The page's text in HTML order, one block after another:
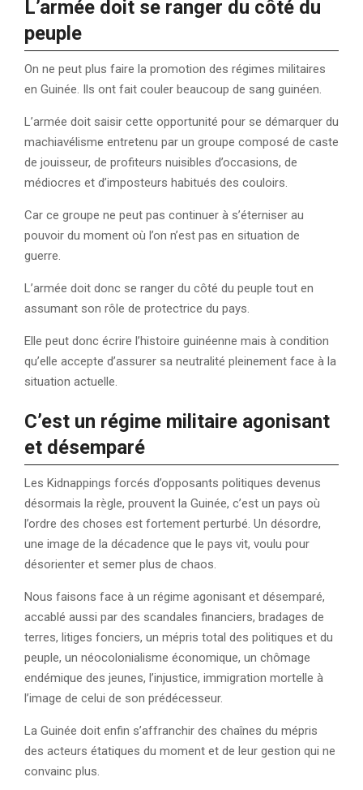
L’armée doit se ranger du côté du
peuple
On ne peut plus faire la promotion des régimes militaires
en Guinée. Ils ont fait couler beaucoup de sang guinéen.
L’armée doit saisir cette opportunité pour se démarquer du
machiavélisme entretenu par un groupe composé de caste
de jouisseur, de profiteurs nuisibles d’occasions, de
médiocres et d’imposteurs habitués des couloirs.
Car ce groupe ne peut pas continuer à s’éterniser au
pouvoir du moment où l’on n’est pas en situation de
guerre.
L’armée doit donc se ranger du côté du peuple tout en
assumant son rôle de protectrice du pays.
Elle peut donc écrire l’histoire guinéenne mais à condition
qu’elle accepte d’assurer sa neutralité pleinement face à la
situation actuelle.
C’est un régime militaire agonisant
et désemparé
Les Kidnappings forcés d’opposants politiques devenus
désormais la règle, prouvent la Guinée, c’est un pays où
l’ordre des choses est fortement perturbé. Un désordre,
une image de la décadence que le pays vit, voulu pour
désorienter et semer plus de chaos.
Nous faisons face à un régime agonisant et désemparé,
accablé aussi par des scandales financiers, bradages de
terres, litiges fonciers, un mépris total des politiques et du
peuple, un néocolonialisme économique, un chômage
endémique des jeunes, l’injustice, immigration mortelle à
l’image de celui de son prédécesseur.
La Guinée doit enfin s’affranchir des chaînes du mépris
des acteurs étatiques du moment et de leur gestion qui ne
convainc plus.